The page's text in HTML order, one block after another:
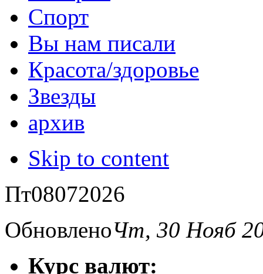
Спорт
Вы нам писали
Красота/здоровье
Звезды
архив
Skip to content
Пт08072026
ОбновленоЧт, 30 Нояб
Курс валют: